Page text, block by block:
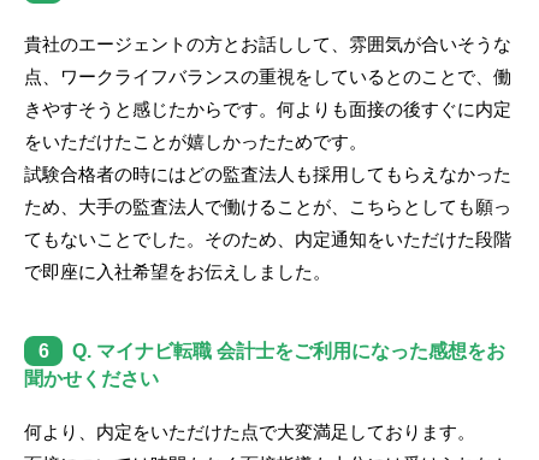
貴社のエージェントの方とお話しして、雰囲気が合いそうな
点、ワークライフバランスの重視をしているとのことで、働
きやすそうと感じたからです。何よりも面接の後すぐに内定
をいただけたことが嬉しかったためです。
試験合格者の時にはどの監査法人も採用してもらえなかった
ため、大手の監査法人で働けることが、こちらとしても願っ
てもないことでした。そのため、内定通知をいただけた段階
で即座に入社希望をお伝えしました。
6
Q. マイナビ転職 会計士をご利用になった感想をお
聞かせください
何より、内定をいただけた点で大変満足しております。